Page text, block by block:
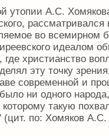
утопии А.С.
рассматривался
во всемирном
идеалом
где христианство
эту точку
современной и
ни одного
которому такую
(цит. по: Хомяков